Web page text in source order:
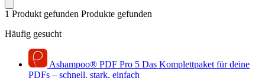
1 Produkt gefunden Produkte gefunden
Häufig gesucht
Ashampoo® PDF Pro 5 Das Komplettpaket für deine
PDFs – schnell, stark, einfach